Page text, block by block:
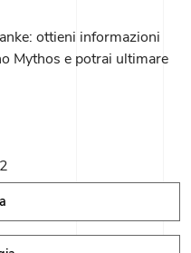
ottieni informazioni
Mythos e potrai ultimare
2